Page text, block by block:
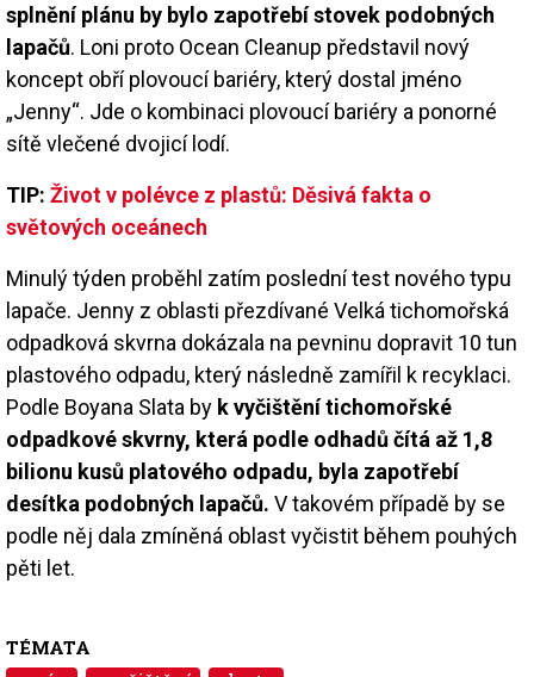
splnění plánu by bylo zapotřebí stovek podobných
lapačů. Loni proto Ocean Cleanup představil nový
koncept obří plovoucí bariéry, který dostal jméno
„Jenny“. Jde o kombinaci plovoucí bariéry a ponorné
sítě vlečené dvojicí lodí.
TIP: Život v polévce z plastů: Děsivá fakta o
světových oceánech
Minulý týden proběhl zatím poslední test nového typu
lapače. Jenny z oblasti přezdívané Velká tichomořská
odpadková skvrna dokázala na pevninu dopravit 10 tun
plastového odpadu, který následně zamířil k recyklaci.
Podle Boyana Slata by k vyčištění tichomořské
odpadkové skvrny, která podle odhadů čítá až 1,8
bilionu kusů platového odpadu, byla zapotřebí
desítka podobných lapačů. V takovém případě by se
podle něj dala zmíněná oblast vyčistit během pouhých
pěti let.
TÉMATA